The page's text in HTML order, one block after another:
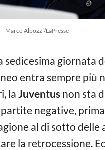
Marco Alpozzi/LaPresse
sedicesima giornata
entra sempre più
la Juventus non sta
negative,
al di sotto delle
la retrocessione.